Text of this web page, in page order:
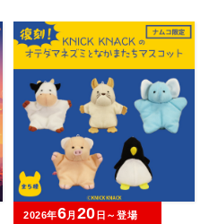
2026年6月 20 日～登場